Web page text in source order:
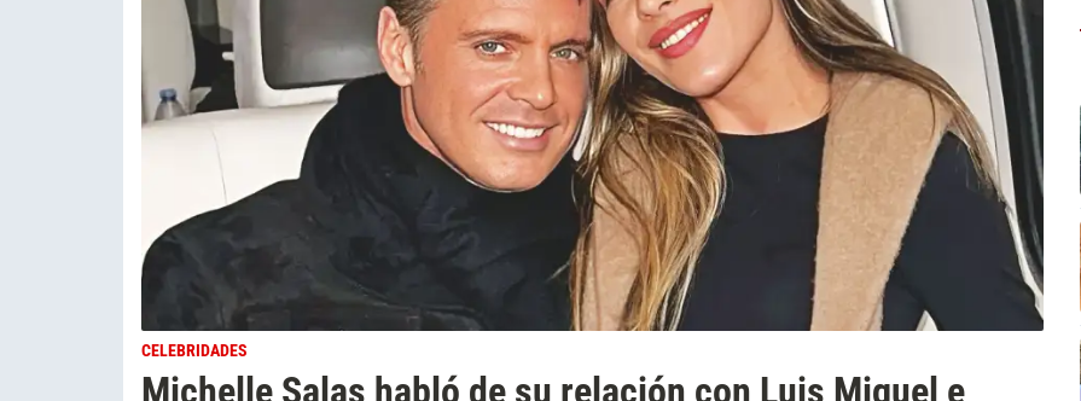
CELEBRIDADES
Michelle Salas habló de su relación con Luis Miguel e